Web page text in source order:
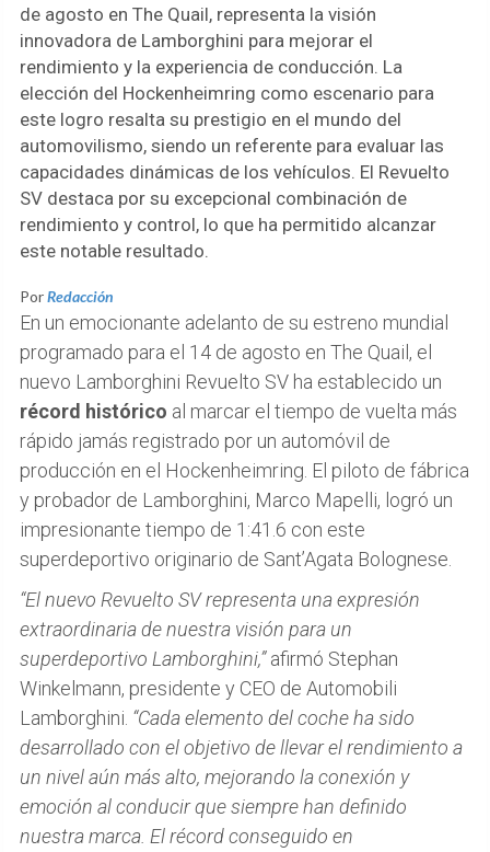
de agosto en The Quail, representa la visión
innovadora de Lamborghini para mejorar el
rendimiento y la experiencia de conducción. La
elección del Hockenheimring como escenario para
este logro resalta su prestigio en el mundo del
automovilismo, siendo un referente para evaluar las
capacidades dinámicas de los vehículos. El Revuelto
SV destaca por su excepcional combinación de
rendimiento y control, lo que ha permitido alcanzar
este notable resultado.
PorRedacción
En un emocionante adelanto de su estreno mundial
programado para el 14 de agosto en The Quail, el
nuevo Lamborghini Revuelto SV ha establecido un
récord histórico al marcar el tiempo de vuelta más
rápido jamás registrado por un automóvil de
producción en el Hockenheimring. El piloto de fábrica
y probador de Lamborghini, Marco Mapelli, logró un
impresionante tiempo de 1:41.6 con este
superdeportivo originario de Sant’Agata Bolognese.
“El nuevo Revuelto SV representa una expresión
extraordinaria de nuestra visión para un
superdeportivo Lamborghini,”afirmó Stephan
Winkelmann, presidente y CEO de Automobili
Lamborghini. “Cada elemento del coche ha sido
desarrollado con el objetivo de llevar el rendimiento a
un nivel aún más alto, mejorando la conexión y
emoción al conducir que siempre han definido
nuestra marca. El récord conseguido en